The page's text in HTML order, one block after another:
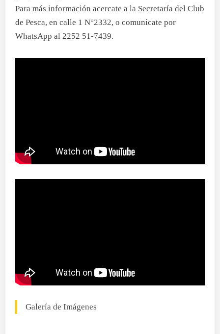
Para más información acercate a la Secretaría del Club
de Pesca, en calle 1 N°2332, o comunicate por
WhatsApp al 2252 51-7439.
Galería de Imágenes